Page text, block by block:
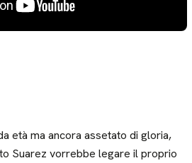
età ma ancora assetato di gloria,
Suarez vorrebbe legare il proprio